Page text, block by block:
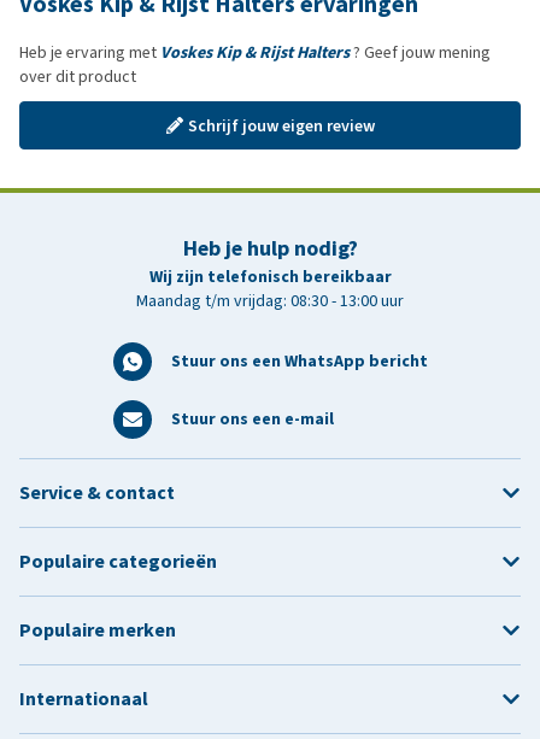
Heb je ervaring met Voskes Kip & Rijst Halters? Geef jouw mening
over dit product
Schrijf jouw eigen review
Heb je hulp nodig?
Wij zijn telefonisch bereikbaar
Maandag t/m vrijdag: 08:30 - 13:00 uur
Stuur ons een WhatsApp bericht
Stuur ons een e-mail
Service & contact
Populaire categorieën
Populaire merken
Internationaal